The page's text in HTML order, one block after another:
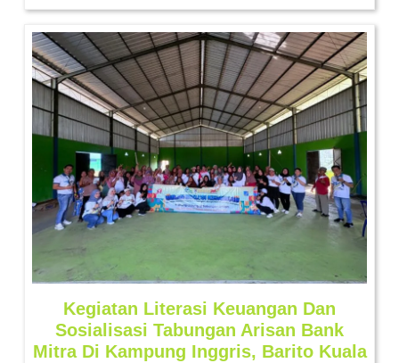
Kegiatan Literasi Keuangan Dan
Sosialisasi Tabungan Arisan Bank
Mitra Di Kampung Inggris, Barito Kuala